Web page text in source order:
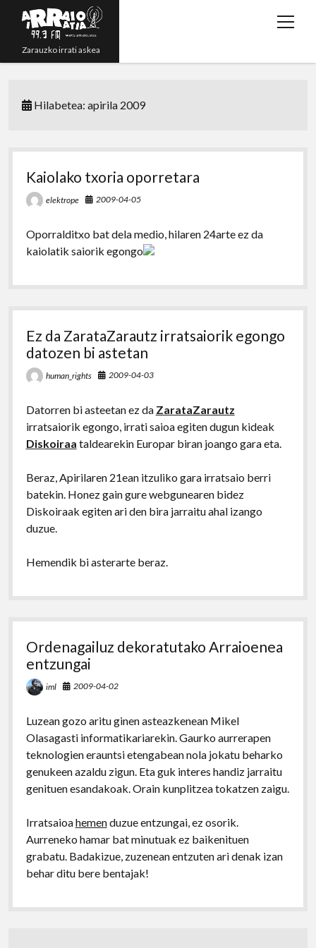
Zarauzko irrati askea
open
Irratsaioak
twitteryoutube
rss emailphone
Hilabetea:apirila 2009
Kaiolako txoria oporretara
elektrope 2009-04-05
Oporralditxo bat dela medio, hilaren 24arte ez da
kaiolatik saiorik egongo
Ez da ZarataZarautz irratsaiorik egongo
datozen bi astetan
human_rights 2009-04-03
Datorren bi asteetan ez da ZarataZarautz
irratsaiorik egongo, irrati saioa egiten dugun kideak
Diskoiraa taldearekin Europar biran joango gara eta.
Beraz, Apirilaren 21ean itzuliko gara irratsaio berri
batekin. Honez gain gure webgunearen bidez
Diskoiraak egiten ari den bira jarraitu ahal izango
duzue.
Hemendik bi asterarte beraz.
Ordenagailuz dekoratutako Arraioenea
entzungai
iml 2009-04-02
Luzean gozo aritu ginen asteazkenean Mikel
Olasagasti informatikariarekin. Gaurko aurrerapen
teknologien erauntsi etengabean nola jokatu beharko
genukeen azaldu zigun. Eta guk interes handiz jarraitu
genituen esandakoak. Orain kunplitzea tokatzen zaigu.
Irratsaioahemenduzue entzungai, ez osorik.
Aurreneko hamar bat minutuak ez baikenituen
grabatu. Badakizue, zuzenean entzuten ari denak izan
behar ditu bere bentajak!